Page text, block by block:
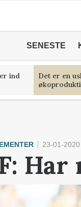
SENESTE
ind
Det er en
23-01-